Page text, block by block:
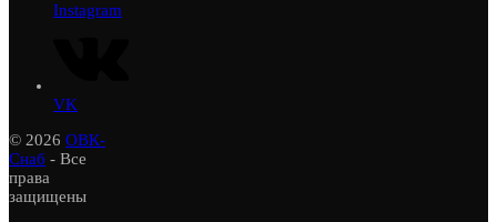
Instagram
VK
© 2026 ОВК-
Снаб - Все
права
защищены